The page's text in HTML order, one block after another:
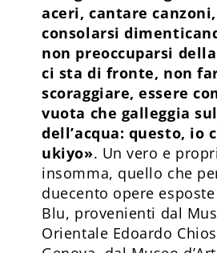
aceri, cantare
consolarsi
non preoccuparsi
ci sta di fronte, non
scoraggiare, essere
vuota che galleggia
dell’acqua: questo, io
ukiyo». Un vero e
insomma, quello che
duecento opere esposte
Blu, provenienti dal
Orientale Edoardo